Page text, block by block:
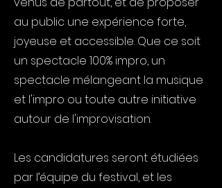
au public une expérience forte,
joyeuse et accessible. Que ce soit
un spectacle 100% impro, un
spectacle mélangeant la musique
et l'impro ou toute autre initiative
autour de l'improvisation.
Les candidatures seront étudiées
par l’équipe du festival, et les